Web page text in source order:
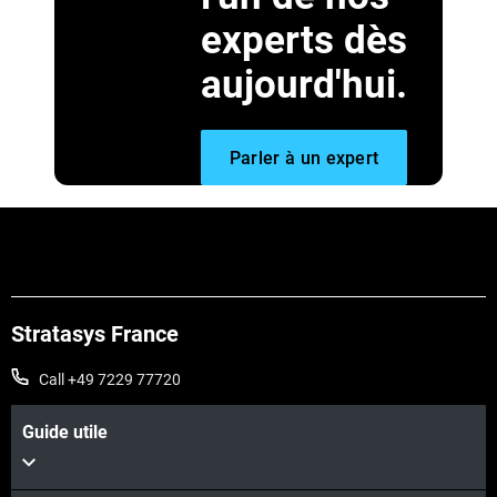
experts dès
aujourd'hui.
Parler à un expert
Stratasys France
Call +49 7229 77720
Guide utile